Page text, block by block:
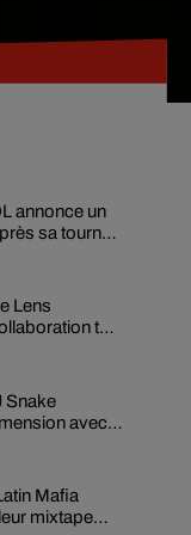
annonce un
sa tournée
Lens
tant
Snake
avec
Mafia
mixtape